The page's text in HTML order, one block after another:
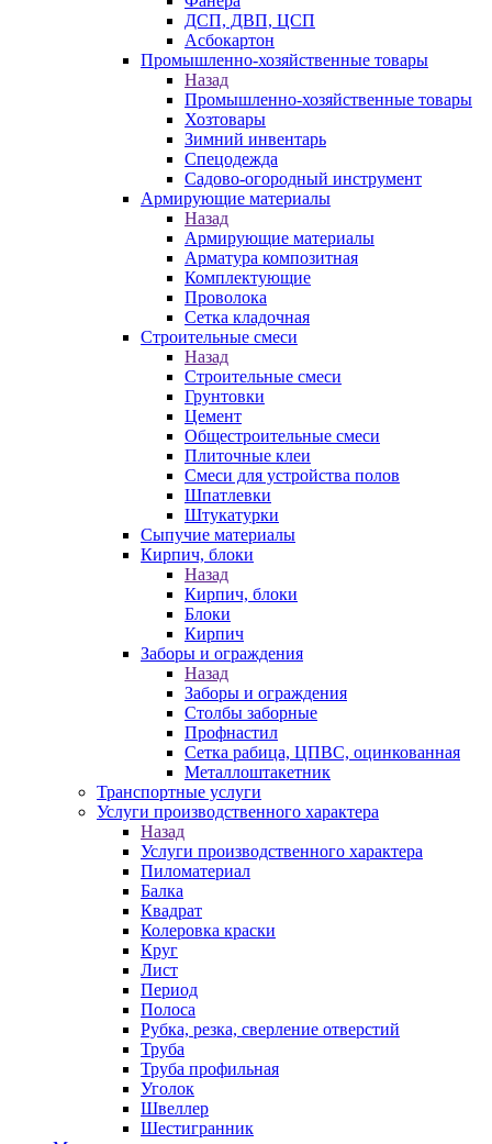
ДСП, ДВП, ЦСП
Асбокартон
Промышленно-хозяйственные товары
Назад
Промышленно-хозяйственные товары
Хозтовары
Зимний инвентарь
Спецодежда
Садово-огородный инструмент
Армирующие материалы
Назад
Армирующие материалы
Арматура композитная
Комплектующие
Проволока
Сетка кладочная
Строительные смеси
Назад
Строительные смеси
Грунтовки
Цемент
Общестроительные смеси
Плиточные клеи
Смеси для устройства полов
Шпатлевки
Штукатурки
Сыпучие материалы
Кирпич, блоки
Назад
Кирпич, блоки
Блоки
Кирпич
Заборы и ограждения
Назад
Заборы и ограждения
Столбы заборные
Профнастил
Сетка рабица, ЦПВС, оцинкованная
Металлоштакетник
Транспортные услуги
Услуги производственного характера
Назад
Услуги производственного характера
Пиломатериал
Балка
Квадрат
Колеровка краски
Круг
Лист
Период
Полоса
Рубка, резка, сверление отверстий
Труба
Труба профильная
Уголок
Швеллер
Шестигранник